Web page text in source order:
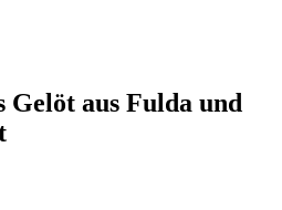
Gelöt aus Fulda und